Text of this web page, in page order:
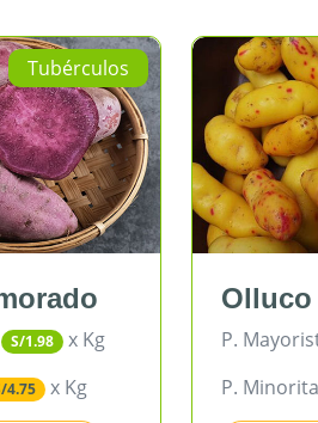
x Kg
Kg
Olluco
P. Mayorista: S/
P. Minorita: S/